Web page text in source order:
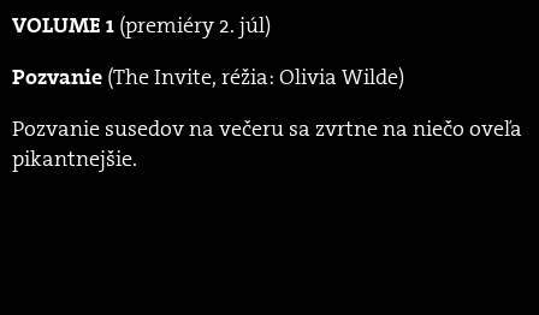
VOLUME 1 (premiéry 2. júl)
Pozvanie (The Invite, réžia: Olivia Wilde)
Pozvanie susedov na večeru sa zvrtne na niečo oveľa
pikantnejšie.